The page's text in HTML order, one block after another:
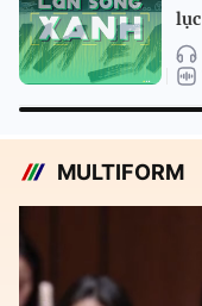
MULTIFORM